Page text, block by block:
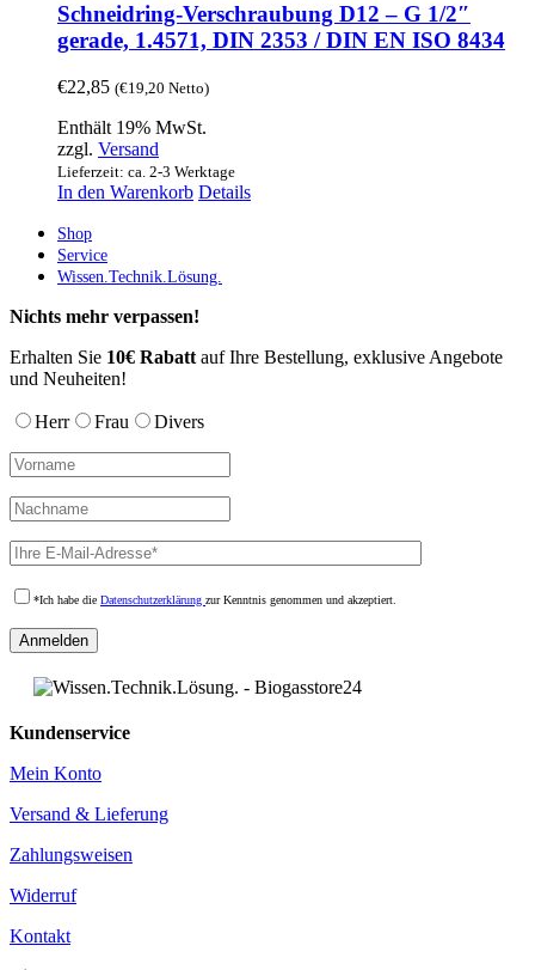
Schneidring-Verschraubung D12 – G 1/2″
gerade, 1.4571, DIN 2353 / DIN EN ISO 8434
€22,85 (€19,20 Netto)
Enthält 19% MwSt.
zzgl. Versand
Lieferzeit: ca. 2-3 Werktage
In den Warenkorb Details
Shop
Service
Wissen.Technik.Lösung.
Nichts mehr verpassen!
Erhalten Sie 10€ Rabatt auf Ihre Bestellung, exklusive Angebote
und Neuheiten!
Herr Frau Divers
*Ich habe die Datenschutzerklärung zur Kenntnis genommen und akzeptiert.
Kundenservice
Mein Konto
Versand & Lieferung
Zahlungsweisen
Widerruf
Kontakt